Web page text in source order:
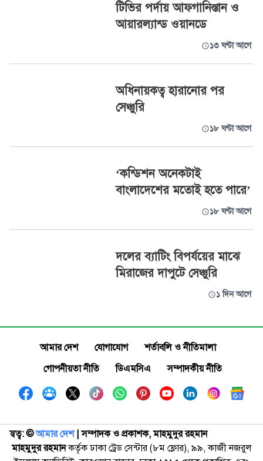
টিভির পর্দায় আফগানিস্তান ও
আয়ারল্যান্ড ওয়ানডে
১৩ ঘণ্টা আগে
অধিনায়কত্ব হারানোর পর
সেঞ্চুরি
১৮ ঘণ্টা আগে
‘কন্ডিশন অনেকটাই
বাংলাদেশের মতোই হতে পারে’
১৮ ঘণ্টা আগে
দলের ব্যাটিং বিপর্যয়ের মাঝে
মিরাজের দাপুটে সেঞ্চুরি
১ দিন আগে
আমার দেশ যোগাযোগ
শর্তাবলি ও নীতিমালা
গোপনীয়তা নীতি
ডিএমসিএ সম্পাদকীয় নীতি
স্বত্ব: ©️আমার দেশ| সম্পাদক ও প্রকাশক, মাহমুদুর রহমান
মাহমুদুর রহমানকর্তৃক ঢাকা ট্রেড সেন্টার (৮ম ফ্লোর), ৯৯, কাজী নজরুল